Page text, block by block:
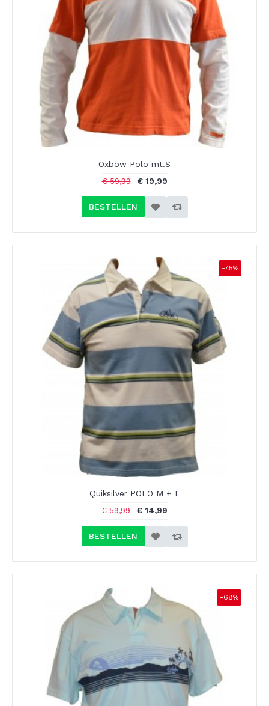
Oxbow Polo mt.S
€ 59,99 € 19,99
BESTELLEN
-75%
Quiksilver POLO M + L
€ 59,99 € 14,99
BESTELLEN
-68%